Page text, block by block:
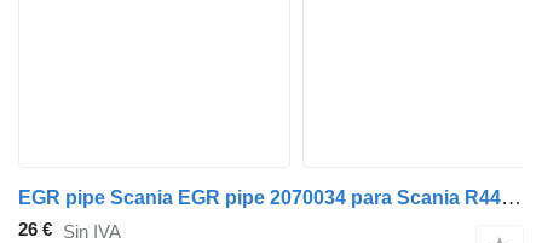
EGR pipe Scania EGR pipe 2070034 para Scania R440 cabeza tractora
26 € Sin IVA